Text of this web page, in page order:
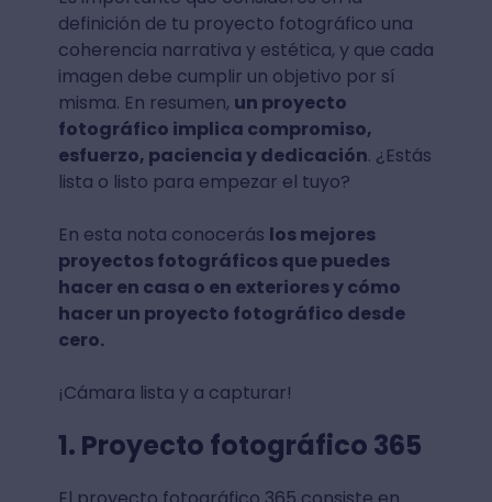
definición de tu proyecto fotográfico una
coherencia narrativa y estética, y que cada
imagen debe cumplir un objetivo por sí
misma. En resumen, un proyecto
fotográfico implica compromiso,
esfuerzo, paciencia y dedicación. ¿Estás
lista o listo para empezar el tuyo?
En esta nota conocerás los mejores
proyectos fotográficos que puedes
hacer en casa o en exteriores y cómo
hacer un proyecto fotográfico desde
cero.
¡Cámara lista y a capturar!
1. Proyecto fotográfico 365